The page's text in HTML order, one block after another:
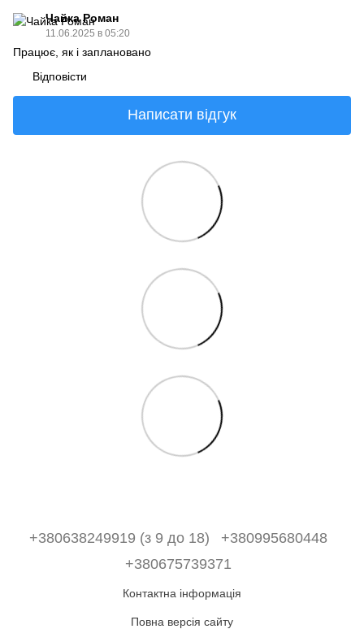
Чайка Роман
11.06.2025 в 05:20
Працює, як і заплановано
Відповісти
Написати відгук
+380638249919 (з 9 до 18)
+380995680448
+380675739371
Контактна інформація
Повна версія сайту